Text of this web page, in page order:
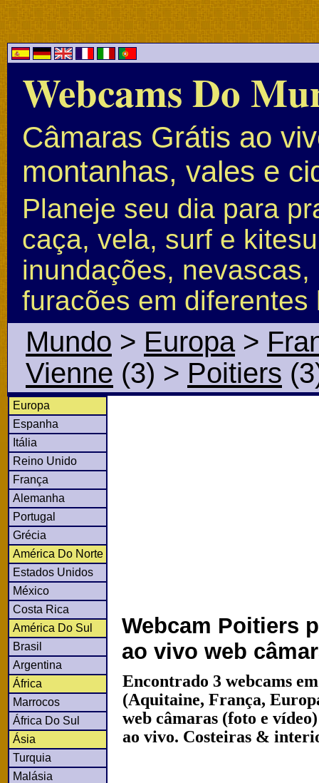
Webcams Do
Câmaras Grátis ao
montanhas, vales e
Planeje seu dia para
caça, vela, surf e
inundações,
furacões em
Mundo > Europa>
Vienne (3) > Poitiers
Europa
Espanha
Itália
Reino Unido
França
Alemanha
Portugal
Grécia
América Do Norte
Estados Unidos
México
Costa Rica
América Do Sul
Brasil
Argentina
África
Marrocos
África Do Sul
Ásia
Turquia
Malásia
Webcam Poitiers
ao vivo web
Encontrado 3 webcams
(Aquitaine, França,
web câmaras (foto e
ao vivo. Costeiras &